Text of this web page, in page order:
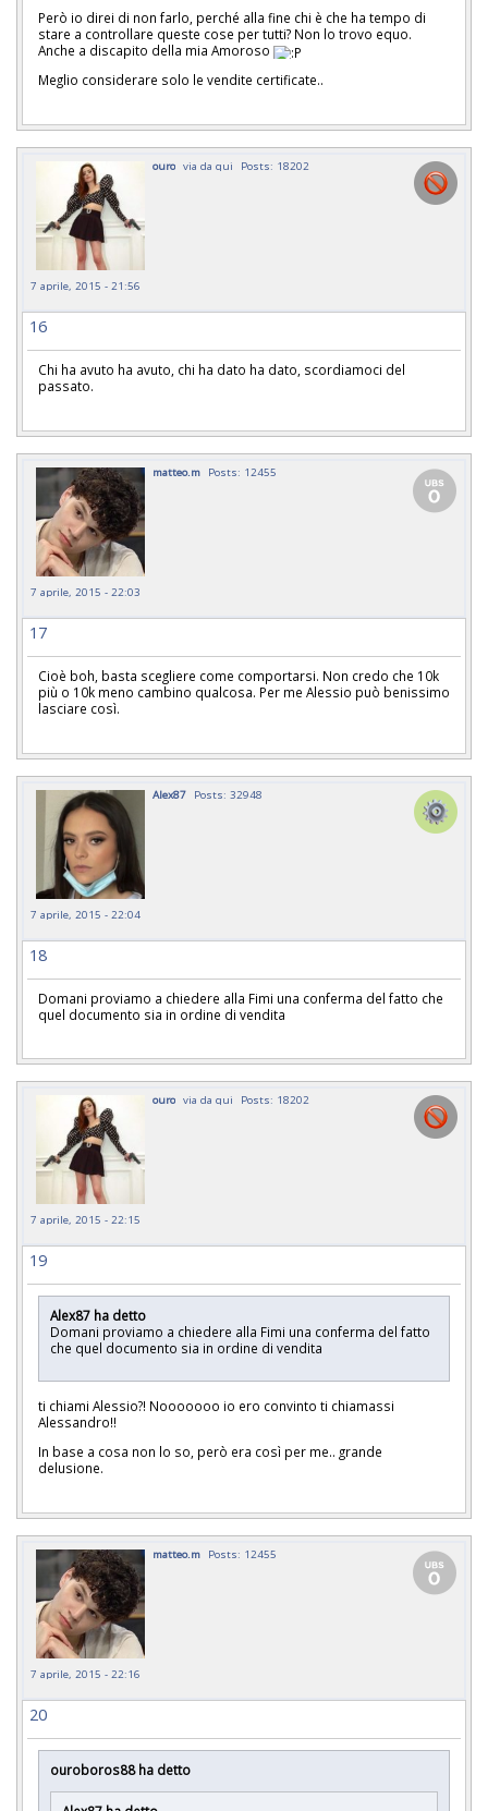
Però io direi di non farlo, perché alla fine chi è che ha tempo di
stare a controllare queste cose per tutti? Non lo trovo equo.
Anche a discapito della mia Amoroso
Meglio considerare solo le vendite certificate..
ouro via da qui Posts: 18202
7 aprile, 2015 - 21:56
16
Chi ha avuto ha avuto, chi ha dato ha dato, scordiamoci del
passato.
matteo.m Posts: 12455
7 aprile, 2015 - 22:03
17
Cioè boh, basta scegliere come comportarsi. Non credo che 10k
più o 10k meno cambino qualcosa. Per me Alessio può benissimo
lasciare così.
Alex87 Posts: 32948
7 aprile, 2015 - 22:04
18
Domani proviamo a chiedere alla Fimi una conferma del fatto che
quel documento sia in ordine di vendita
ouro via da qui Posts: 18202
7 aprile, 2015 - 22:15
19
Alex87 ha detto
Domani proviamo a chiedere alla Fimi una conferma del fatto
che quel documento sia in ordine di vendita
ti chiami Alessio?! Nooooooo io ero convinto ti chiamassi
Alessandro!!
In base a cosa non lo so, però era così per me.. grande
delusione.
matteo.m Posts: 12455
7 aprile, 2015 - 22:16
20
ouroboros88 ha detto